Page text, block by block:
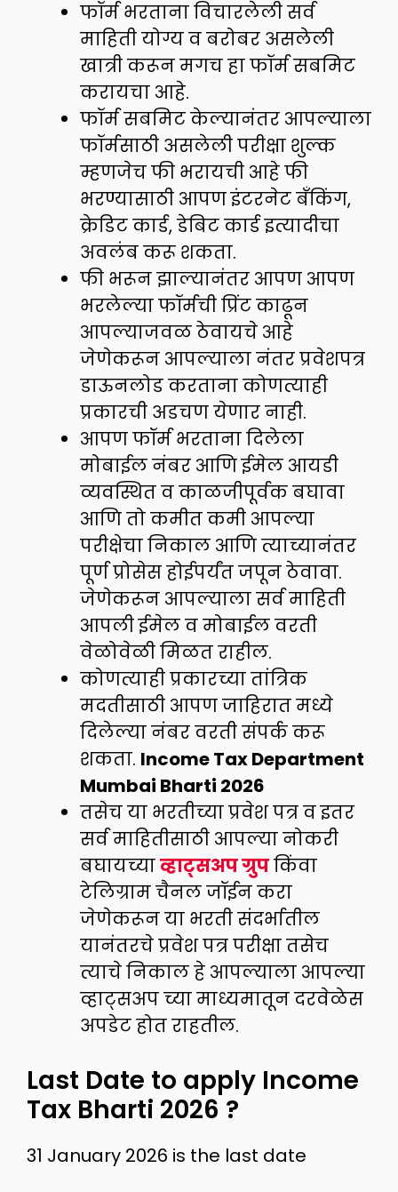
फॉर्म भरताना विचारलेली सर्व
माहिती योग्य व बरोबर असलेली
खात्री करून मगच हा फॉर्म सबमिट
करायचा आहे.
फॉर्म सबमिट केल्यानंतर आपल्याला
फॉर्मसाठी असलेली परीक्षा शुल्क
म्हणजेच फी भरायची आहे फी
भरण्यासाठी आपण इंटरनेट बँकिंग,
क्रेडिट कार्ड, डेबिट कार्ड इत्यादीचा
अवलंब करू शकता.
फी भरून झाल्यानंतर आपण आपण
भरलेल्या फॉर्मची प्रिंट काढून
आपल्याजवळ ठेवायचे आहे
जेणेकरून आपल्याला नंतर प्रवेशपत्र
डाऊनलोड करताना कोणत्याही
प्रकारची अडचण येणार नाही.
आपण फॉर्म भरताना दिलेला
मोबाईल नंबर आणि ईमेल आयडी
व्यवस्थित व काळजीपूर्वक बघावा
आणि तो कमीत कमी आपल्या
परीक्षेचा निकाल आणि त्याच्यानंतर
पूर्ण प्रोसेस होईपर्यंत जपून ठेवावा.
जेणेकरून आपल्याला सर्व माहिती
आपली ईमेल व मोबाईल वरती
वेळोवेळी मिळत राहील.
कोणत्याही प्रकारच्या तांत्रिक
मदतीसाठी आपण जाहिरात मध्ये
दिलेल्या नंबर वरती संपर्क करू
शकता. Income Tax Department
Mumbai Bharti 2026
तसेच या भरतीच्या प्रवेश पत्र व इतर
सर्व माहितीसाठी आपल्या नोकरी
बघायच्याव्हाट्सअप ग्रुपकिंवा
टेलिग्राम चैनल जॉईन करा
जेणेकरून या भरती संदर्भातील
यानंतरचे प्रवेश पत्र परीक्षा तसेच
त्याचे निकाल हे आपल्याला आपल्या
व्हाट्सअप च्या माध्यमातून दरवेळेस
अपडेट होत राहतील.
Last Date to apply Income
Tax Bharti 2026 ?
31 January 2026 is the last date